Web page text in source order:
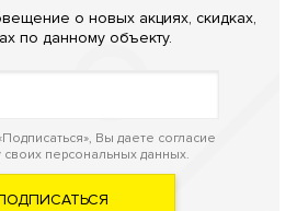
о новых акциях, скидках,
по данному объекту.
Вы даете согласие
своих персональных данных.